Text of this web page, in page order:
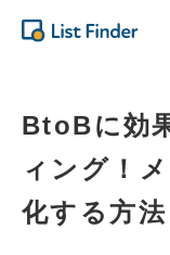
BtoBに効
ィング！
化する方法